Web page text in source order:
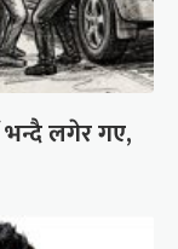
भन्दै लगेर गए,